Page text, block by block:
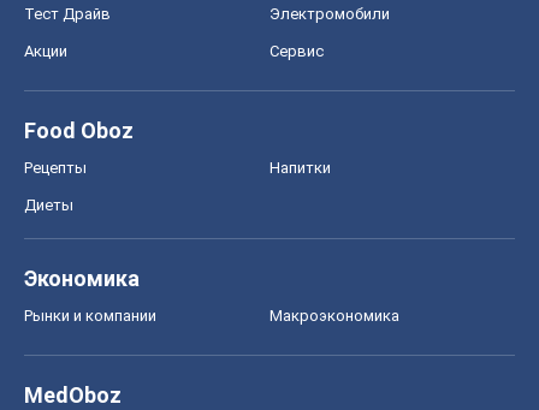
Тест Драйв Электромобили
Акции Сервис
Food Oboz
Рецепты Напитки
Диеты
Экономика
Рынки и компании Mакроэкономика
MedOboz